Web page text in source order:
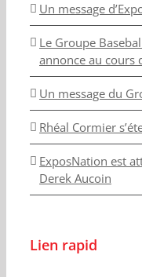
Un message
Le Groupe
annonce au cours
Un message du
Rhéal Cormier
ExposNation est
Derek Aucoin
Lien rapid